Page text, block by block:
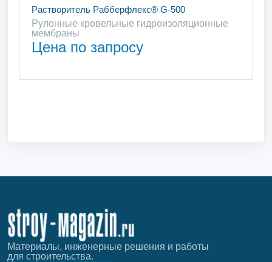
Растворитель Рабберфлекс® G-500
Рулонные кровельные гидроизоляционные
мембраны
Цена по запросу
Материалы, инженерные решения и работы
для строительства.